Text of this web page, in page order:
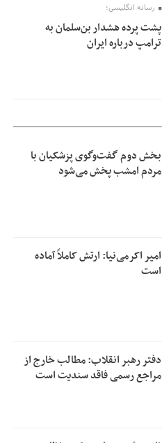
رسانه انگلیسی؛
پشت پرده هشدار بن‌سلمان به
ترامپ درباره ایران
بخش دوم گفت‌وگوی پزشکیان با
مردم امشب پخش می‌شود
امیر اکرمی‌نیا: ارتش کاملاً آماده
است
دفتر رهبر انقلاب: مطالب خارج از
مراجع رسمی فاقد سندیت است